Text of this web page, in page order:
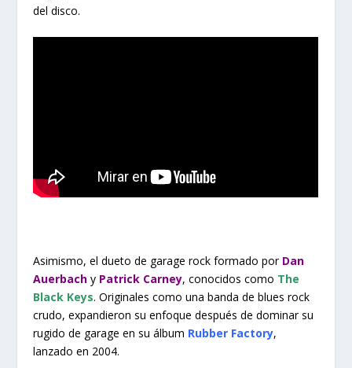
del disco.
Asimismo, el dueto de garage rock formado por Dan
Auerbach y Patrick Carney, conocidos como The
Black Keys. Originales como una banda de blues rock
crudo, expandieron su enfoque después de dominar su
rugido de garage en su álbum Rubber Factory,
lanzado en 2004.